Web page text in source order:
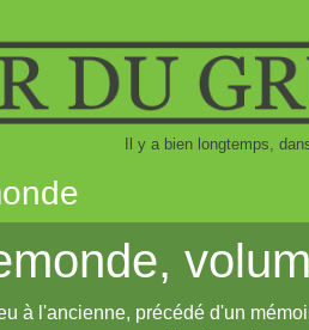
Il y a bien longtemps,
à l'ancienne, précédé d'un